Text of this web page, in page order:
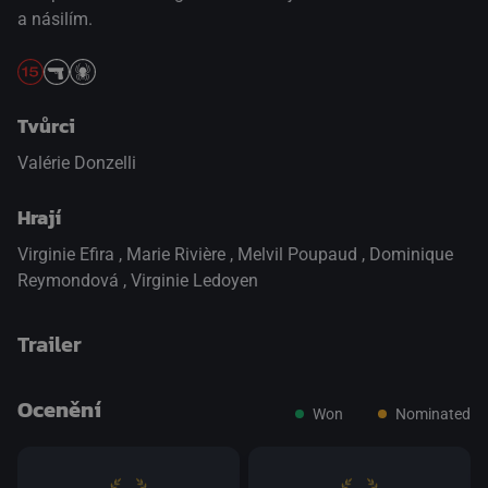
a násilím.
Tvůrci
Valérie Donzelli
Hrají
Virginie Efira , Marie Rivière , Melvil Poupaud , Dominique
Reymondová , Virginie Ledoyen
Trailer
Ocenění Won Nominated